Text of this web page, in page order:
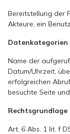
Bereitstellung der
Akteure, ein
Datenkategorien
Name der
Datum/Uhrzeit,
erfolgreichen
besuchte Seite
Rechtsgrundlage
Art. 6 Abs. 1 lit. f